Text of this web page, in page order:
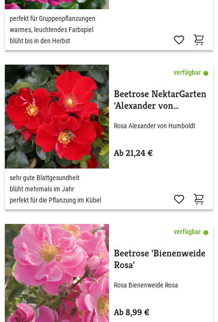
perfekt für Gruppenpflanzungen
warmes, leuchtendes Farbspiel
blüht bis in den Herbst
verfügbar
Beetrose NektarGarten
'Alexander von
Rosa Alexander von Humboldt
Ab 21,24 €
sehr gute Blattgesundheit
blüht mehrmals im Jahr
perfekt für die Pflanzung im Kübel
verfügbar
Beetrose 'Bienenweide
Rosa'
Rosa Bienenweide Rosa
Ab 8,99 €